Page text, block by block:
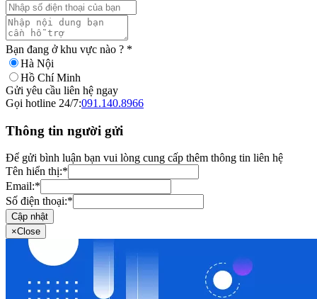
Bạn đang ở khu vực nào ? *
Hà Nội
Hồ Chí Minh
Gửi yêu cầu liên hệ ngay
Gọi hotline 24/7:091.140.8966
Thông tin người gửi
Để gửi bình luận bạn vui lòng cung cấp thêm thông tin liên hệ
Tên hiển thị:*
Email:*
Số điện thoại:*
Cập nhật
×Close